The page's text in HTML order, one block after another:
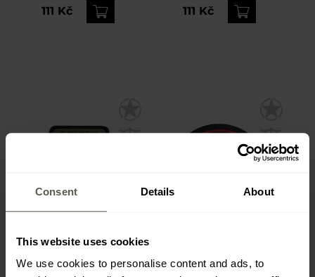
Consent Details About
This website uses cookies
We use cookies to personalise content and ads, to
111 Kč 111 Kč
Nášivka Helikon-Tex One
is none Patch - Green
Nášivka Mil-Tec Sniper -